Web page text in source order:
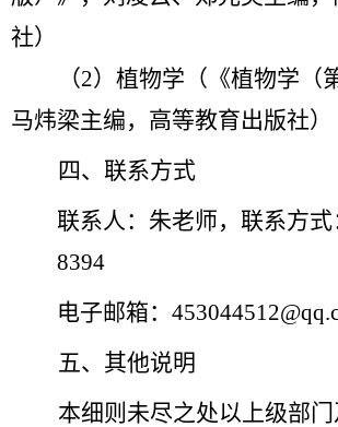
社）
（2）植物学（《植物学（
马炜梁主编，高等教育出版社）
四、联系方式
联系人：朱老师，联系方式
8394
电子邮箱：
五、其他说明
本细则未尽之处以上级部